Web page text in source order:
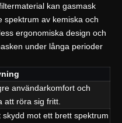
kan gasmask
spektrum av kemiska och
ergonomiska design och
under långa perioder
användarkomfort och
att röra sig fritt.
skydd mot ett brett spektrum